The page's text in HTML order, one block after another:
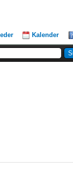
Kalender